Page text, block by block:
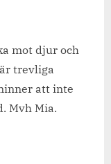
mot djur och
trevliga
att inte
Mvh Mia.